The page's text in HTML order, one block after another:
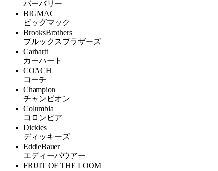
バーバリー
BIGMAC
ビッグマック
BrooksBrothers
ブルックスブラザーズ
Carhartt
カーハート
COACH
コーチ
Champion
チャンピオン
Columbia
コロンビア
Dickies
ディッキーズ
EddieBauer
エディーバウアー
FRUIT OF THE LOOM